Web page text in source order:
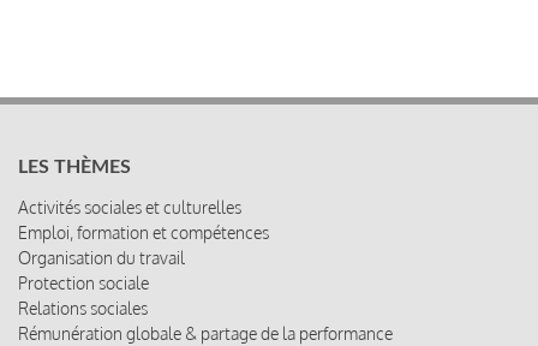
LES THÈMES
Activités sociales et culturelles
Emploi, formation et compétences
Organisation du travail
Protection sociale
Relations sociales
Rémunération globale & partage de la performance